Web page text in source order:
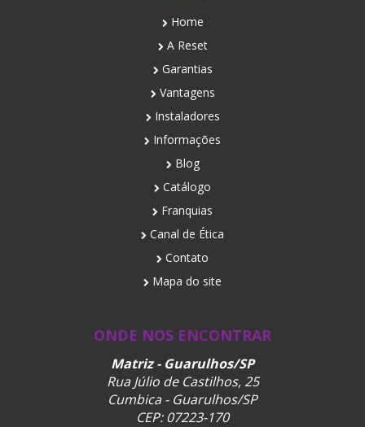
Home
A Reset
Garantias
Vantagens
Instaladores
Informações
Blog
Catálogo
Franquias
Canal de Ética
Contato
Mapa do site
ONDE NOS ENCONTRAR
Matriz - Guarulhos/SP
Rua Júlio de Castilhos, 25
Cumbica - Guarulhos/SP
CEP: 07223-170